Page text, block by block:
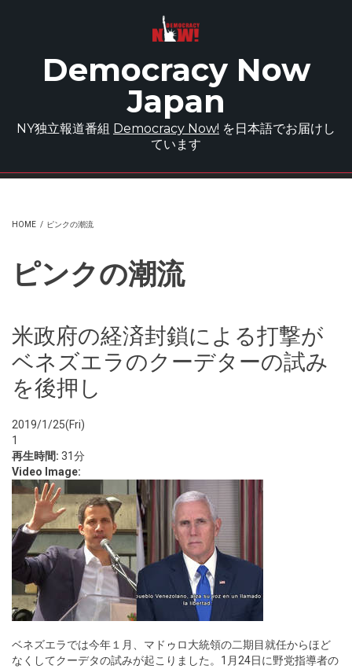
Democracy Now
Japan
NY独立報道番組 Democracy Now! を日本語でお届けし
ています
HOME / ピンクの潮流
ピンクの潮流
米政府の経済封鎖による打撃が
ベネズエラのクーデターの試み
を後押し
2019/1/25(Fri)
1
再生時間: 31分
Video Image:
ベネズエラでは今年１月、マドゥロ大統領の二期目就任からほど
なくしてクーデタの試みが起こりました。1月24日に野党指導者の